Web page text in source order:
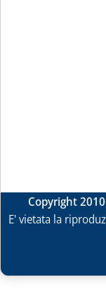
Copyright 2010
E' vietata la